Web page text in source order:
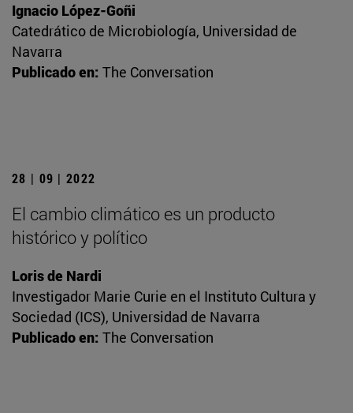
Ignacio López-Goñi
Catedrático de Microbiología, Universidad de
Navarra
Publicado en: The Conversation
28 | 09 | 2022
El cambio climático es un producto
histórico y político
Loris de Nardi
Investigador Marie Curie en el Instituto Cultura y
Sociedad (ICS), Universidad de Navarra
Publicado en: The Conversation